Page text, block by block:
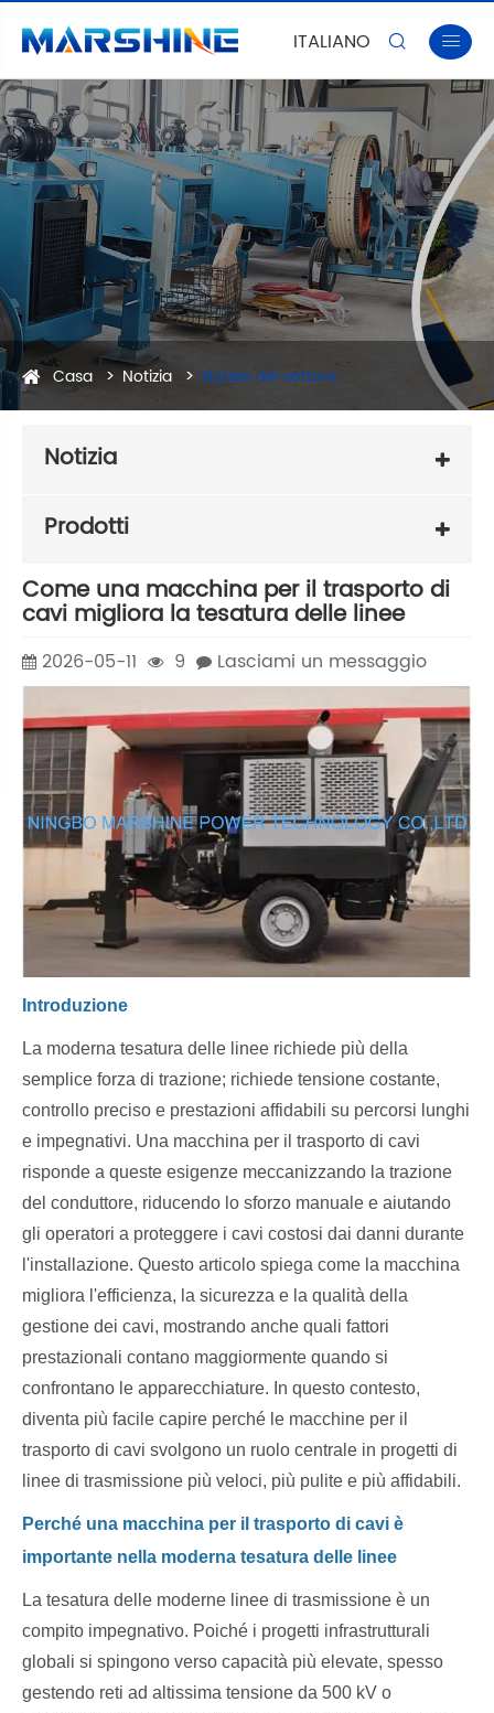
ITALIANO  
Casa Notizia Notizie del settore
Notizia
Prodotti
Come una macchina per il trasporto di
cavi migliora la tesatura delle linee
2026-05-11 9 Lasciami un messaggio
Introduzione
La moderna tesatura delle linee richiede più della
semplice forza di trazione; richiede tensione costante,
controllo preciso e prestazioni affidabili su percorsi lunghi
e impegnativi. Una macchina per il trasporto di cavi
risponde a queste esigenze meccanizzando la trazione
del conduttore, riducendo lo sforzo manuale e aiutando
gli operatori a proteggere i cavi costosi dai danni durante
l'installazione. Questo articolo spiega come la macchina
migliora l'efficienza, la sicurezza e la qualità della
gestione dei cavi, mostrando anche quali fattori
prestazionali contano maggiormente quando si
confrontano le apparecchiature. In questo contesto,
diventa più facile capire perché le macchine per il
trasporto di cavi svolgono un ruolo centrale in progetti di
linee di trasmissione più veloci, più pulite e più affidabili.
Perché una macchina per il trasporto di cavi è
importante nella moderna tesatura delle linee
La tesatura delle moderne linee di trasmissione è un
compito impegnativo. Poiché i progetti infrastrutturali
globali si spingono verso capacità più elevate, spesso
gestendo reti ad altissima tensione da 500 kV o